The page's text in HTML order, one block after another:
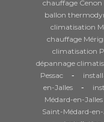
chauffage Cenon
ballon
climatisation
chauffage
climatisation
dépannage
Pessac
-
en-Jalles
-
Médard-en-Jalles
Saint-Médard-en-